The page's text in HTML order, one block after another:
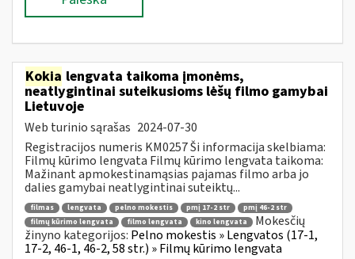
Kokia lengvata taikoma įmonėms,
neatlygintinai suteikusioms lėšų filmo gamybai
Lietuvoje
Web turinio sąrašas 2024-07-30
Registracijos numeris KM0257 Ši informacija skelbiama:
Filmų kūrimo lengvata Filmų kūrimo lengvata taikoma:
Mažinant apmokestinamąsias pajamas filmo arba jo
dalies gamybai neatlygintinai suteiktų...
filmas lengvata pelno mokestis pmį 17-2 str
pmį 46-2 str
filmų kūrimo lengvata
filmo lengvata kino lengvata
Mokesčių
žinyno kategorijos: Pelno mokestis » Lengvatos (17-1,
17-2, 46-1, 46-2, 58 str.) » Filmų kūrimo lengvata